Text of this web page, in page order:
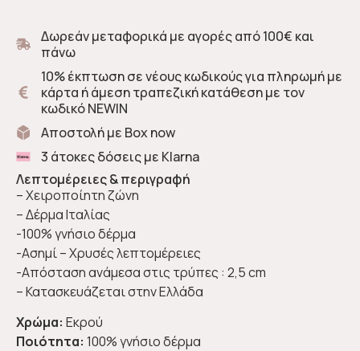
Δωρεάν μεταφορικά με αγορές από 100€ και
πάνω
10% έκπτωση σε νέους κωδικούς για πληρωμή με
κάρτα ή άμεση τραπεζική κατάθεση με τον
κωδικό NEWIN
Αποστολή με Box now
3 άτοκες δόσεις με Klarna
Λεπτομέρειες & περιγραφή
– Χειροποίητη ζώνη
– Δέρμα Ιταλίας
-100% γνήσιο δέρμα
-Ασημί – Χρυσές λεπτομέρειες
-Απόσταση ανάμεσα στις τρύπες : 2,5 cm
– Κατασκευάζεται στην Ελλάδα
Χρώμα: Εκρού
Ποιότητα: 100% γνήσιο δέρμα